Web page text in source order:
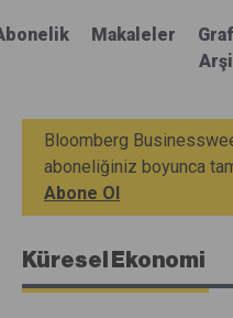
Makaleler
Bloomberg
aboneliğiniz boyunca
Abone Ol
Küresel Ekonomi